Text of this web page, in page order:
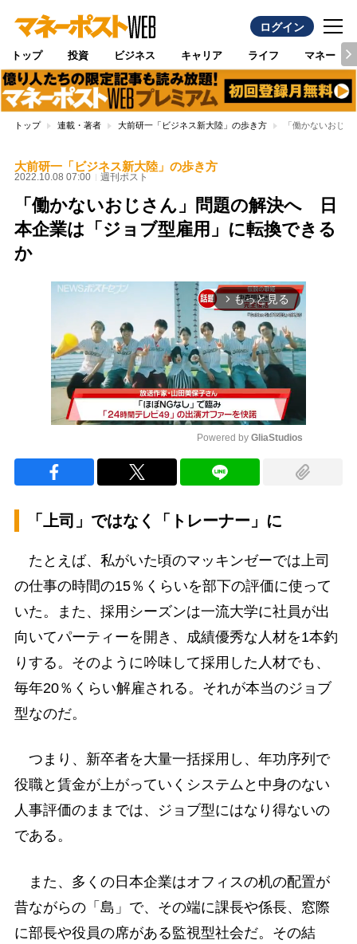
ログイン
トップ 投資 ビジネス キャリア ライフ マネー
トップ 連載・著者 大前研一「ビジネス新大陸」の歩き方 「働かないおじ
大前研一「ビジネス新大陸」の歩き方
2022.10.08 07:00 週刊ポスト
「働かないおじさん」問題の解決へ 日
本企業は「ジョブ型雇用」に転換できる
か
arrow_forward_ios もっと見る
Powered by GliaStudios
「上司」ではなく「トレーナー」に
たとえば、私がいた頃のマッキンゼーでは上司
の仕事の時間の15％くらいを部下の評価に使って
いた。また、採用シーズンは一流大学に社員が出
向いてパーティーを開き、成績優秀な人材を1本釣
りする。そのように吟味して採用した人材でも、
毎年20％くらい解雇される。それが本当のジョブ
型なのだ。
つまり、新卒者を大量一括採用し、年功序列で
役職と賃金が上がっていくシステムと中身のない
人事評価のままでは、ジョブ型にはなり得ないの
である。
また、多くの日本企業はオフィスの机の配置が
昔ながらの「島」で、その端に課長や係長、窓際
に部長や役員の席がある監視型社会だ。その結